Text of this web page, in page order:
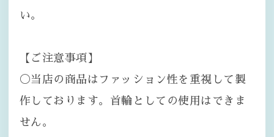
い。
【ご注意事項】
〇当店の商品はファッション性を重視して製
作しております。首輪としての使用はできま
せん。